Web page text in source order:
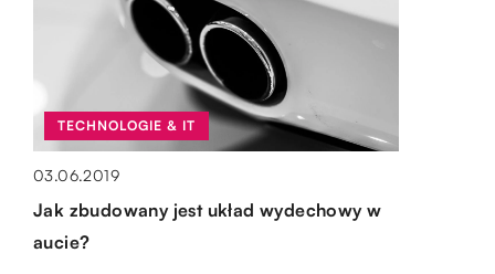
15.10.2019
TECHNOLOGIE & IT
03.06.2019
Jak zbudowany jest układ wydechowy w
aucie?
BIZNES I FINANSE
21.10.2021
ZDROWIE I MEDYCYNA
09.01.2022
Dlaczego warto znać pierwszą pomoc?